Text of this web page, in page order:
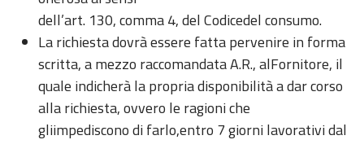
dell’art. 130, comma 4, del Codicedel consumo.
La richiesta dovrà essere fatta pervenire in forma
scritta, a mezzo raccomandata A.R., alFornitore, il
quale indicherà la propria disponibilità a dar corso
alla richiesta, ovvero le ragioni che
gliimpediscono di farlo,entro 7 giorni lavorativi dal